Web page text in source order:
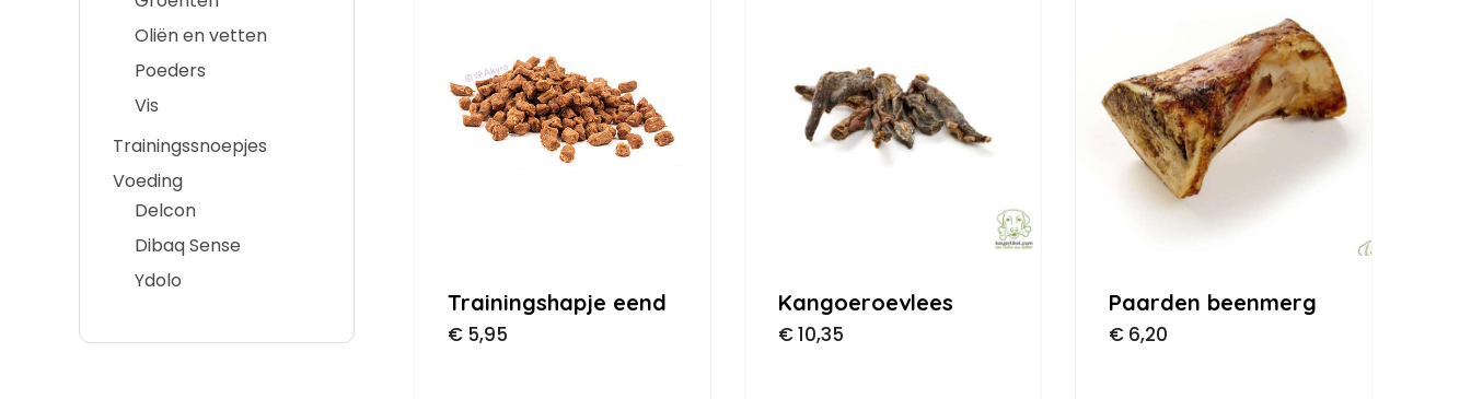
Oliën en vetten
Poeders
Vis
Trainingssnoepjes
Voeding
Delcon
Dibaq Sense
Ydolo
Trainingshapje eend
€ 5,95
Kangoeroevlees
€10,35
Paarden beenmerg
€6,20